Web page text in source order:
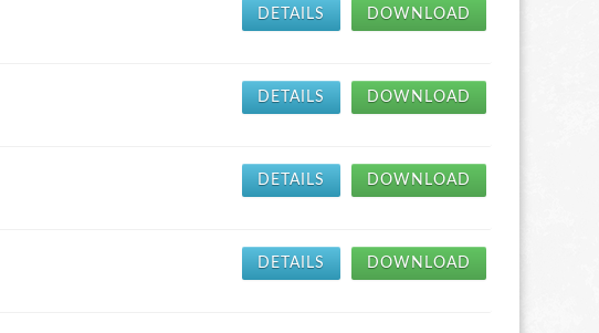
DOWNLOAD
DETAILS
DOWNLOAD
DETAILS
DOWNLOAD
DETAILS
DOWNLOAD
DETAILS